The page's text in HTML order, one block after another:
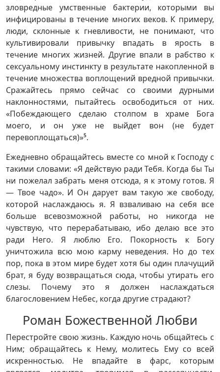
зловредные умственные бактерии, которыми вы
инфицированы в течение многих веков. К примеру,
люди, склонные к гневливости, не понимают, что
культивировали привычку впадать в ярость в
течение многих жизней. Другие впали в рабство к
сексуальному инстинкту в результате накопленной в
течение множества воплощений вредной привычки.
Сражайтесь прямо сейчас со своими дурными
наклонностями, пытайтесь освободиться от них.
«Побеждающего сделаю столпом в храме Бога
моего, и он уже не выйдет вон (не будет
перевоплощаться)»5.
Ежедневно обращайтесь вместе со мной к Господу с
такими словами: «Я действую ради Тебя. Когда бы Ты
ни пожелал забрать меня отсюда, я к этому готов. Я
— Твое чадо». И Он дарует вам такую же свободу,
которой наслаждаюсь я. Я взваливаю на себя все
больше всевозможной работы, но никогда не
чувствую, что перерабатываю, ибо делаю все это
ради Него. Я люблю Его. Покорность к Богу
уничтожила всю мою карму неведения. Но до тех
пор, пока в этом мире будет хотя бы один плачущий
брат, я буду возвращаться сюда, чтобы утирать его
слезы. Почему это я должен наслаждаться
благословением Небес, когда другие страдают?
Роман Божественной Любви
Перестройте свою жизнь. Каждую ночь общайтесь с
Ним; обращайтесь к Нему, молитесь Ему со всей
искренностью. Не впадайте в фарс, которым